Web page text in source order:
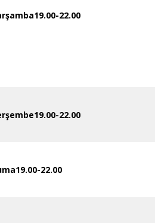
19.00-22.00
19.00-22.00
19.00-22.00